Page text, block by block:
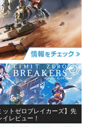
ットゼロブレイカーズ】先
イレビュー！